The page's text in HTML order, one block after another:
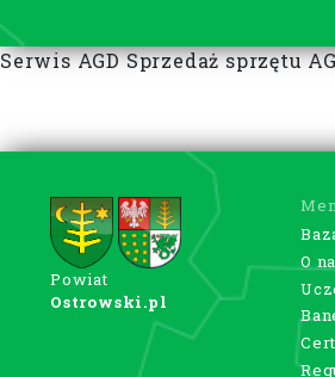
Serwis AGD Sprzedaż sprzętu
Powiat
Ostrowski.pl
O